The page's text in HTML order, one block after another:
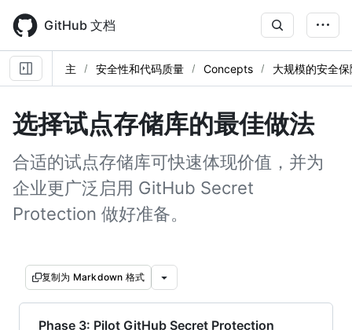
main
content
GitHub 文档
主 安全性和代码质量 Concepts 大规模的安全保
选择试点存储库的最佳做法
合适的试点存储库可快速体现价值，并为
企业更广泛启用 GitHub Secret
Protection 做好准备。
复制为 Markdown 格式
Phase 3: Pilot GitHub Secret Protection